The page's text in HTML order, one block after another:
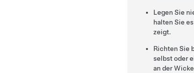
Legen Sie
halten Sie
zeigt.
Richten Sie
selbst oder
an der